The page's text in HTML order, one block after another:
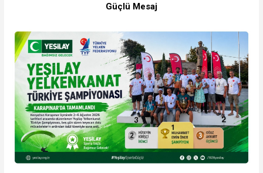
Güçlü Mesaj